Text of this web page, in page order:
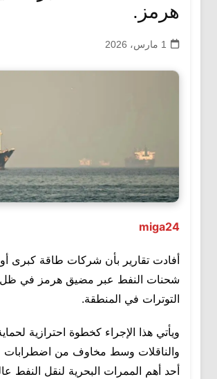
هرمز.
1 مارس، 2026
miga24
أفادت تقارير بأن شركات طاقة كبرى
شحنات النفط عبر مضيق هرمز في
التوترات في المنطقة.
ويأتي هذا الإجراء كخطوة احترازية
والناقلات وسط مخاوف من اضطرابات
أحد أهم الممرات البحرية لنقل النفط